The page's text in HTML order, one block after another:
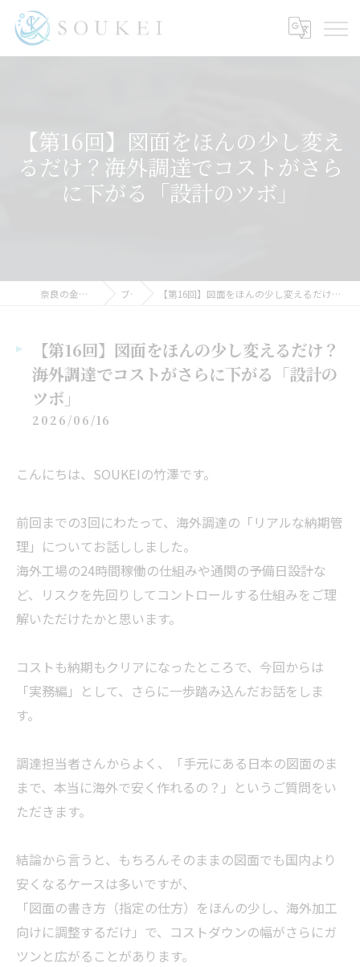
【第16回】図面をほんの少し変え
るだけ？海外調達でコストがさら
に下がる「設計のツボ」
奈良の金属加工ならSOUKEI ブログ 【第16回】図面をほんの少し変えるだけ？海外調達でコストがさらに下がる「設計のツボ」
【第16回】図面をほんの少し変えるだけ？
海外調達でコストがさらに下がる「設計の
ツボ」
2026/06/16
こんにちは、SOUKEIの竹澤です。
前回までの3回にわたって、海外調達の「リアルな納期管
理」についてお話ししました。
海外工場の24時間稼働の仕組みや通関の予備日設計な
ど、リスクを先回りしてコントロールする仕組みをご理
解いただけたかと思います。
コストも納期もクリアになったところで、今回からは
「実務編」として、さらに一歩踏み込んだお話をしま
す。
調達担当者さんからよく、「手元にある日本の図面のま
まで、本当に海外で安く作れるの？」というご質問をい
ただきます。
結論から言うと、もちろんそのままの図面でも国内より
安くなるケースは多いですが、
「図面の書き方（指定の仕方）をほんの少し、海外加工
向けに調整するだけ」で、コストダウンの幅がさらにガ
ツンと広がることがあります。